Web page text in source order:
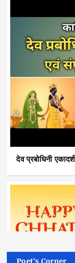
देव प्रबोधिनी
Poet's Corner